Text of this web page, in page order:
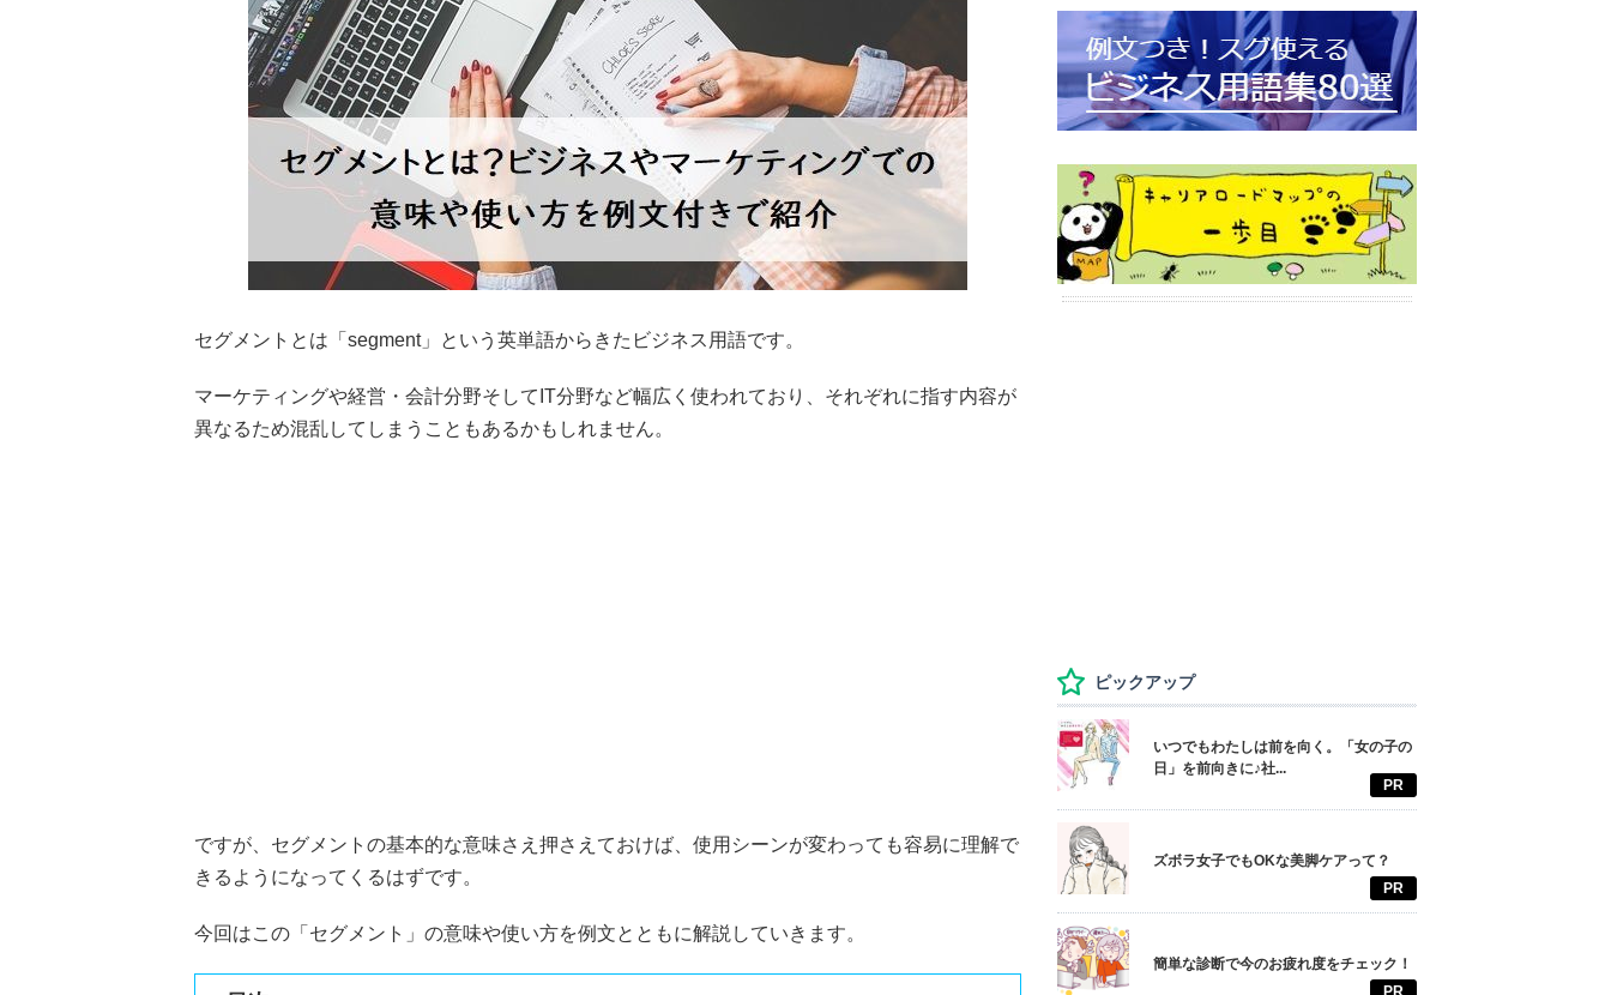
セグメントとは「segment」という英単語からきたビジネス用語です。
マーケティングや経営・会計分野そしてIT分野など幅広く使われており、それぞれに指す内容が
異なるため混乱してしまうこともあるかもしれません。
ですが、セグメントの基本的な意味さえ押さえておけば、使用シーンが変わっても容易に理解で
きるようになってくるはずです。
今回はこの「セグメント」の意味や使い方を例文とともに解説していきます。
ピックアップ
いつでもわたしは前を向く。「女の子の
日」を前向きに♪社...
PR
ズボラ女子でもOKな美脚ケアって？
PR
簡単な診断で今のお疲れ度をチェック！
PR